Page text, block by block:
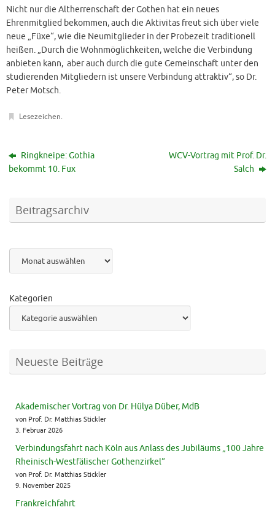
Nicht nur die Altherrenschaft der Gothen hat ein neues
Ehrenmitglied bekommen, auch die Aktivitas freut sich über viele
neue „Füxe“, wie die Neumitglieder in der Probezeit traditionell
heißen. „Durch die Wohnmöglichkeiten, welche die Verbindung
anbieten kann, aber auch durch die gute Gemeinschaft unter den
studierenden Mitgliedern ist unsere Verbindung attraktiv“, so Dr.
Peter Motsch.
Lesezeichen.
Ringkneipe: Gothia
bekommt 10. Fux
WCV-Vortrag mit Prof. Dr.
Salch
Beitragsarchiv
Kategorien
Neueste Beiträge
Akademischer Vortrag von Dr. Hülya Düber, MdB
von Prof. Dr. Matthias Stickler
3. Februar 2026
Verbindungsfahrt nach Köln aus Anlass des Jubiläums „100 Jahre
Rheinisch-Westfälischer Gothenzirkel“
von Prof. Dr. Matthias Stickler
9. November 2025
Frankreichfahrt